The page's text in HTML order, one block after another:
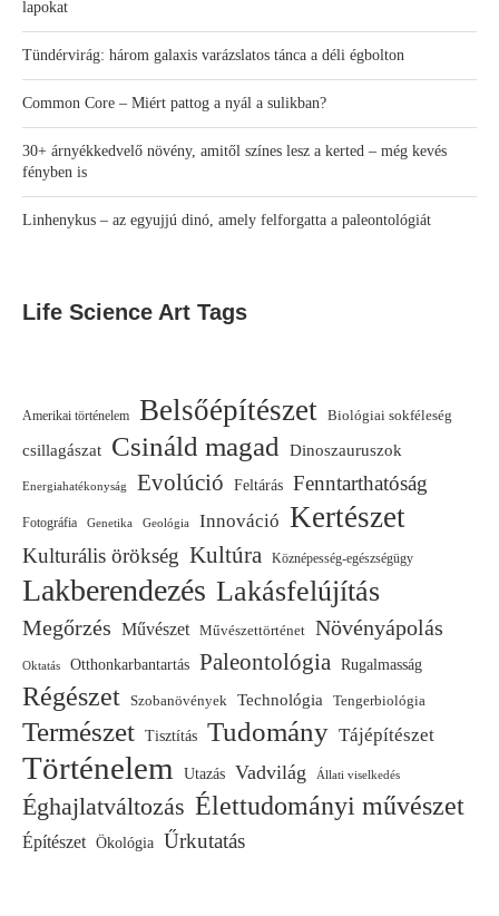
lapokat
Tündérvirág: három galaxis varázslatos tánca a déli égbolton
Common Core – Miért pattog a nyál a sulikban?
30+ árnyékkedvelő növény, amitől színes lesz a kerted – még kevés
fényben is
Linhenykus – az egyujjú dinó, amely felforgatta a paleontológiát
Life Science Art Tags
Amerikai történelem Belsőépítészet Biológiai sokféleség
csillagászat Csináld magad Dinoszauruszok
Energiahatékonyság Evolúció Feltárás Fenntarthatóság
Fotográfia Genetika Geológia Innováció Kertészet
Kulturális örökség Kultúra Köznépesség-egészségügy
Lakberendezés Lakásfelújítás
Megőrzés Művészet Művészettörténet Növényápolás
Oktatás Otthonkarbantartás Paleontológia Rugalmasság
Régészet Szobanövények Technológia Tengerbiológia
Természet Tisztítás Tudomány Tájépítészet
Történelem Utazás Vadvilág Állati viselkedés
Éghajlatváltozás Élettudományi művészet
Építészet Ökológia Űrkutatás